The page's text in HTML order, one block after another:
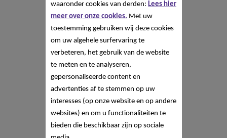
waaronder cookies van derden: Lees hier
meer over onze cookies. Met uw
toestemming gebruiken wij deze cookies
om uw algehele surfervaring te
verbeteren, het gebruik van de website
te meten en te analyseren,
gepersonaliseerde content en
advertenties af te stemmen op uw
interesses (op onze website en op andere
websites) en om u functionaliteiten te
bieden die beschikbaar zijn op sociale